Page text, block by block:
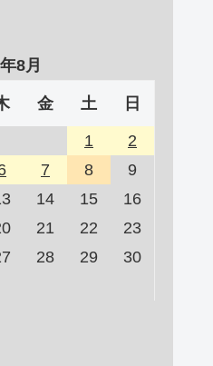
8月
金 土 日
1
2
7 8
9
14 15
16
21 22
23
28 29
30